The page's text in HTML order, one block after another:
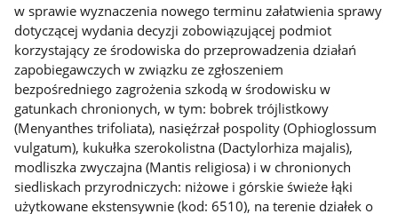
w sprawie wyznaczenia nowego terminu załatwienia sprawy
dotyczącej wydania decyzji zobowiązującej podmiot
korzystający ze środowiska do przeprowadzenia działań
zapobiegawczych w związku ze zgłoszeniem
bezpośredniego zagrożenia szkodą w środowisku w
gatunkach chronionych, w tym: bobrek trójlistkowy
(Menyanthes trifoliata), nasięźrzał pospolity (Ophioglossum
vulgatum), kukułka szerokolistna (Dactylorhiza majalis),
modliszka zwyczajna (Mantis religiosa) i w chronionych
siedliskach przyrodniczych: niżowe i górskie świeże łąki
użytkowane ekstensywnie (kod: 6510), na terenie działek o